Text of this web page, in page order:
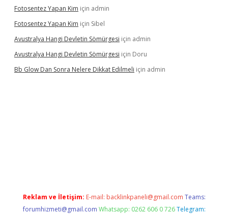
Fotosentez Yapan Kim için admin
Fotosentez Yapan Kim için Sibel
Avustralya Hangi Devletin Sömürgesi için admin
Avustralya Hangi Devletin Sömürgesi için Doru
Bb Glow Dan Sonra Nelere Dikkat Edilmeli için admin
Reklam ve İletişim: E-mail: backlinkpaneli@gmail.com Teams:
forumhizmeti@gmail.com Whatsapp: 0262 606 0 726 Telegram: